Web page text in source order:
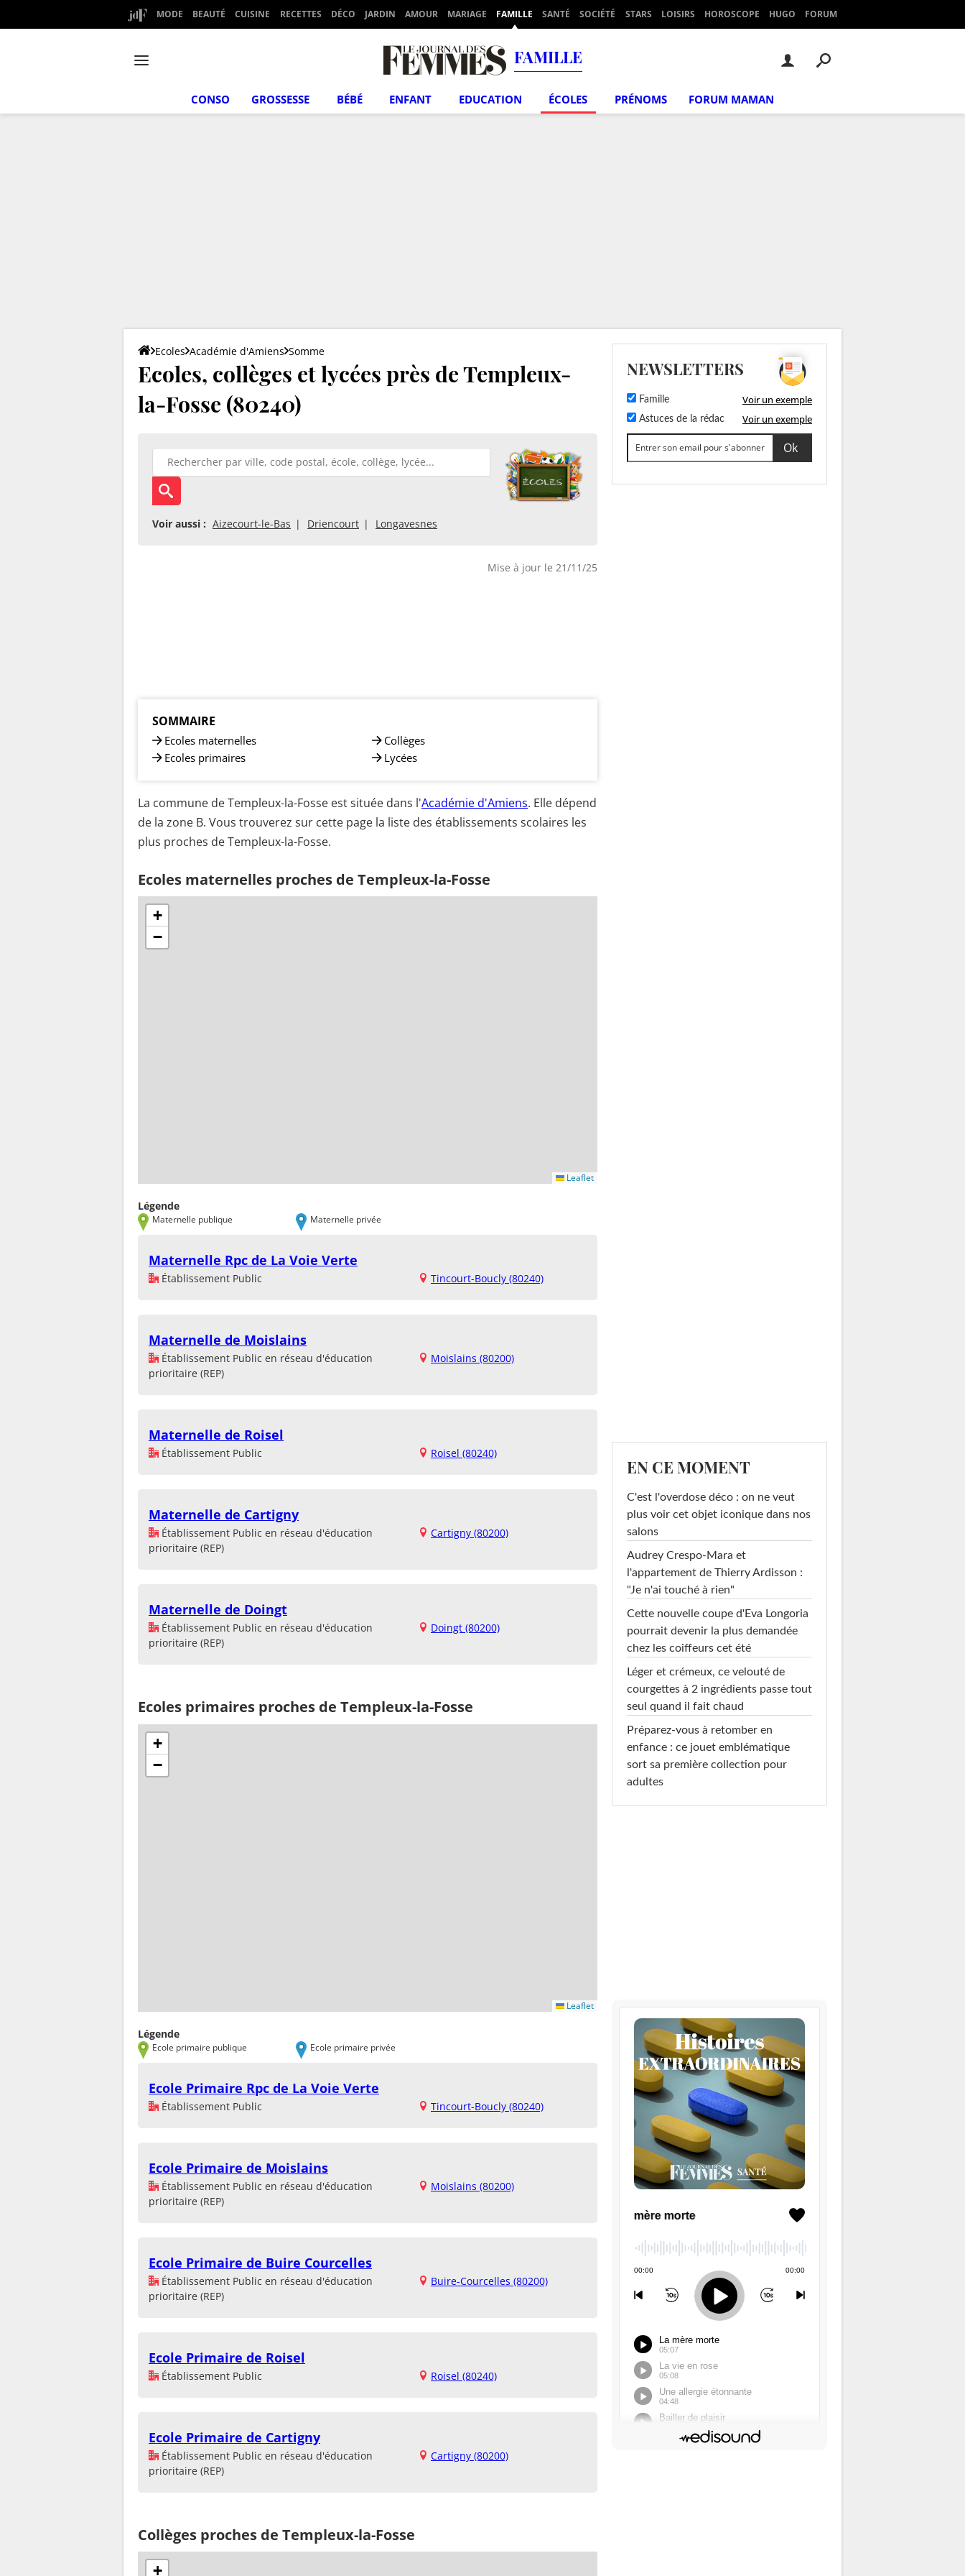
MODE BEAUTÉ CUISINE RECETTES DÉCO JARDIN AMOUR MARIAGE FAMILLE SANTÉ SOCIÉTÉ STARS LOISIRS HOROSCOPE HUGO FORUM
FAMILLE
CONSO GROSSESSE BÉBÉ ENFANT EDUCATION ÉCOLES PRÉNOMS FORUM MAMAN
Ecoles Académie d'Amiens Somme
Ecoles, collèges et lycées près de Templeux-
la-Fosse (80240)
Voir aussi : Aizecourt-le-Bas Driencourt Longavesnes
Mise à jour le 21/11/25
SOMMAIRE
Ecoles maternelles
Ecoles primaires
Collèges
Lycées
La commune de Templeux-la-Fosse est située dans l'Académie d'Amiens. Elle dépend
de la zone B. Vous trouverez sur cette page la liste des établissements scolaires les
plus proches de Templeux-la-Fosse.
Ecoles maternelles proches de Templeux-la-Fosse
+
−
Leaflet
Légende
Maternelle publique Maternelle privée
Maternelle Rpc de La Voie Verte
Établissement Public Tincourt-Boucly (80240)
Maternelle de Moislains
Établissement Public en réseau d'éducation
prioritaire (REP)
Moislains (80200)
Maternelle de Roisel
Établissement Public Roisel (80240)
Maternelle de Cartigny
Établissement Public en réseau d'éducation
prioritaire (REP)
Cartigny (80200)
Maternelle de Doingt
Établissement Public en réseau d'éducation
prioritaire (REP)
Doingt (80200)
Ecoles primaires proches de Templeux-la-Fosse
+
−
Leaflet
Légende
Ecole primaire publique Ecole primaire privée
Ecole Primaire Rpc de La Voie Verte
Établissement Public Tincourt-Boucly (80240)
Ecole Primaire de Moislains
Établissement Public en réseau d'éducation
prioritaire (REP)
Moislains (80200)
Ecole Primaire de Buire Courcelles
Établissement Public en réseau d'éducation
prioritaire (REP)
Buire-Courcelles (80200)
Ecole Primaire de Roisel
Établissement Public Roisel (80240)
Ecole Primaire de Cartigny
Établissement Public en réseau d'éducation
prioritaire (REP)
Cartigny (80200)
Collèges proches de Templeux-la-Fosse
+
NEWSLETTERS
Famille Voir un exemple
Astuces de la rédac Voir un exemple
EN CE MOMENT
C'est l'overdose déco : on ne veut
plus voir cet objet iconique dans nos
salons
Audrey Crespo-Mara et
l'appartement de Thierry Ardisson :
"Je n'ai touché à rien"
Cette nouvelle coupe d'Eva Longoria
pourrait devenir la plus demandée
chez les coiffeurs cet été
Léger et crémeux, ce velouté de
courgettes à 2 ingrédients passe tout
seul quand il fait chaud
Préparez-vous à retomber en
enfance : ce jouet emblématique
sort sa première collection pour
adultes